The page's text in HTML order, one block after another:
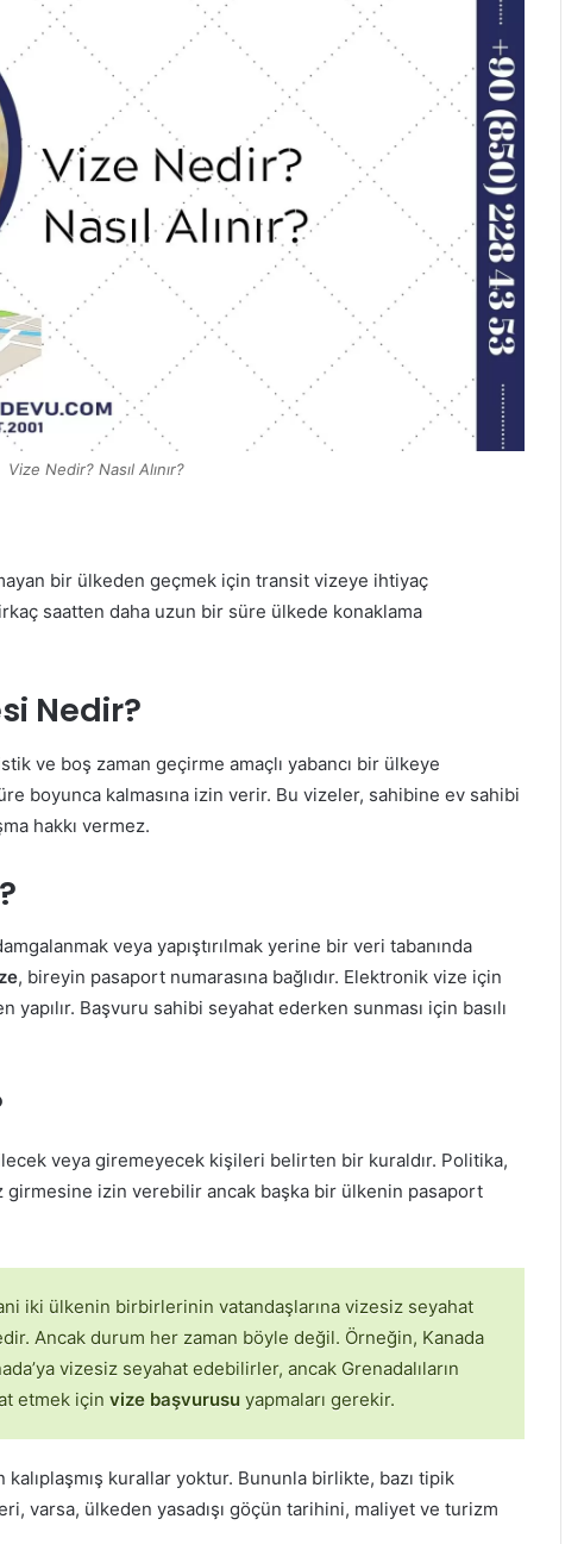
Vize Nedir? Nasıl Alınır?
bir ülkeden geçmek için transit vizeye ihtiyaç
saatten daha uzun bir süre ülkede konaklama
Nedir?
ve boş zaman geçirme amaçlı yabancı bir ülkeye
boyunca kalmasına izin verir. Bu vizeler, sahibine ev sahibi
hakkı vermez.
veya yapıştırılmak yerine bir veri tabanında
, bireyin pasaport numarasına bağlıdır. Elektronik vize için
Başvuru sahibi seyahat ederken sunması için basılı
veya giremeyecek kişileri belirten bir kuraldır. Politika,
izin verebilir ancak başka bir ülkenin pasaport
iki ülkenin birbirlerinin vatandaşlarına vizesiz seyahat
Ancak durum her zaman böyle değil. Örneğin, Kanada
vizesiz seyahat edebilirler, ancak Grenadalıların
etmek için vize başvurusu yapmaları gerekir.
kurallar yoktur. Bununla birlikte, bazı tipik
varsa, ülkeden yasadışı göçün tarihini, maliyet ve turizm